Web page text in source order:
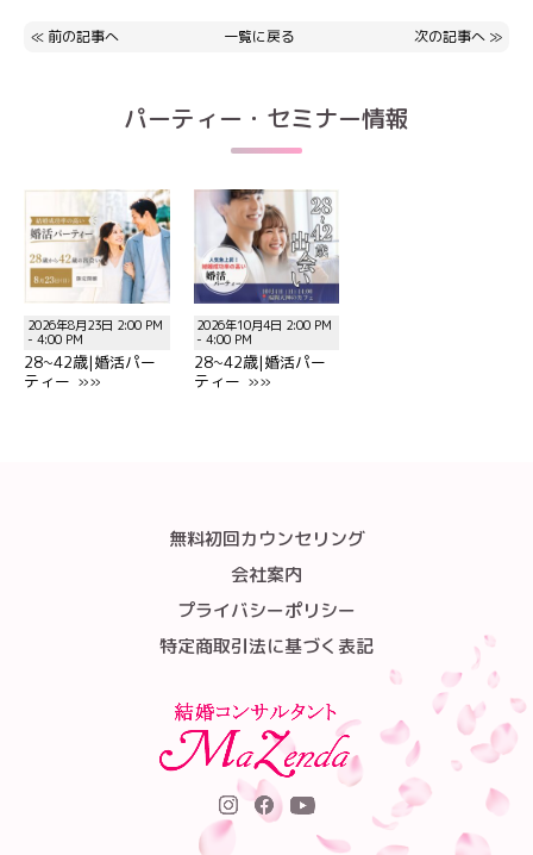
≪ 前の記事へ 一覧に戻る 次の記事へ ≫
パーティー・セミナー情報
2026年8月23日 2:00 PM
- 4:00 PM
28~42歳|婚活パー
ティー »»
2026年10月4日 2:00 PM
- 4:00 PM
28~42歳|婚活パー
ティー »»
無料初回カウンセリング
会社案内
プライバシーポリシー
特定商取引法に基づく表記